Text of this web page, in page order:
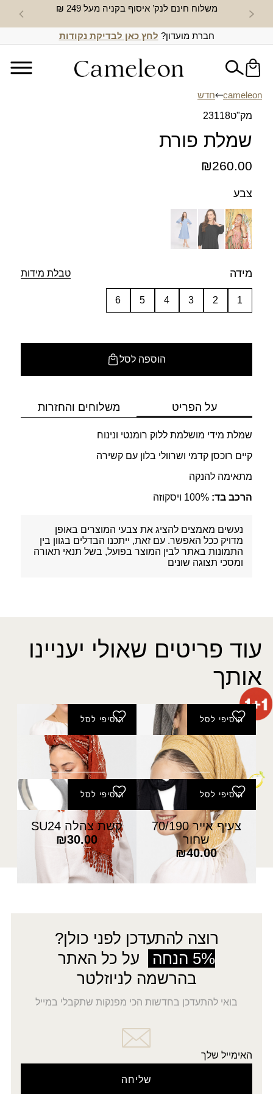
משלוח חינם לנק’ איסוף בקניה מעל 249 ₪ חדש
חברת מועדון? לחץ כאן לבדיקת נקודות
cameleon
חדש
מק"ט23118
שמלת פורת
₪260.00
צבע
מידה טבלת מידות
1
2
3
4
5
6
הוספה לסל
על הפריט משלוחים והחזרות
שמלת מידי מושלמת ללוק רומנטי ונינוח
קיים רוכסן קדמי ושרוולי בלון עם קשירה
מתאימה להנקה
הרכב בד: 100% ויסקוזה
נעשים מאמצים להציג את צבעי המוצרים באופן
מדויק ככל האפשר. עם זאת, ייתכנו הבדלים בגוון בין
התמונות באתר לבין המוצר בפועל, בשל תנאי תאורה
ומסכי תצוגה שונים
עוד פריטים שאולי יעניינו
אותך
הוסיפי לסל
צעיף נהרות
₪50.00
הוסיפי לסל
צעיף כרכום
₪40.00
הוסיפי לסל
צעיף אייר 70/190
שחור
₪40.00
הוסיפי לסל
קשת צהלה SU24
₪30.00
רוצה להתעדכן לפני כולן?
5% הנחה
על כל האתר
בהרשמה לניוזלטר
בואי להתעדכן בחדשות הכי מפנקות שתקבלי במייל
האימייל שלך